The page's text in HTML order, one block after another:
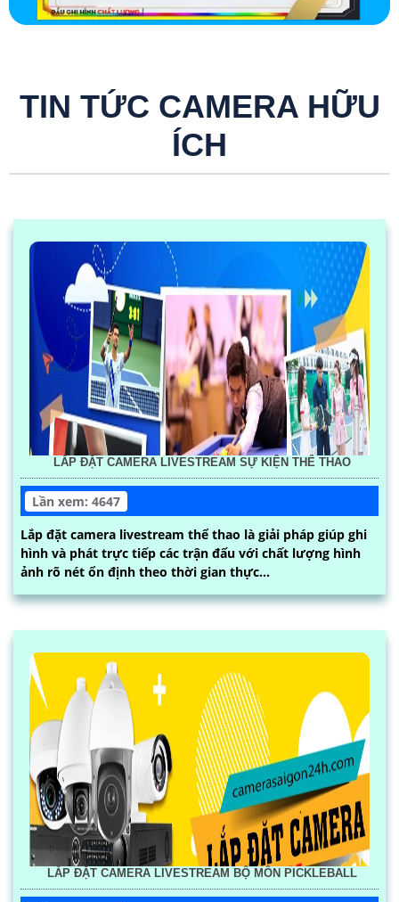
TIN TỨC CAMERA HỮU
ÍCH
LẮP ĐẶT CAMERA LIVESTREAM SỰ KIỆN THỂ THAO
Lần xem: 4647
Lắp đặt camera livestream thể thao là giải pháp giúp ghi
hình và phát trực tiếp các trận đấu với chất lượng hình
ảnh rõ nét ổn định theo thời gian thực...
LẮP ĐẶT CAMERA LIVESTREAM BỘ MÔN PICKLEBALL